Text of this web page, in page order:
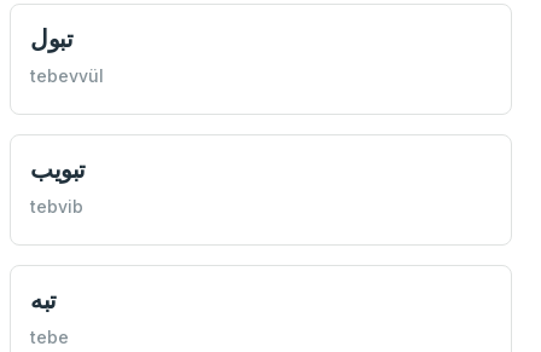
تبول
tebevvül
تبويب
tebvib
تبه
tebe